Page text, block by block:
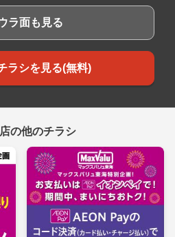
ラ面も見る
ラシを見る(無料)
の他のチラシ